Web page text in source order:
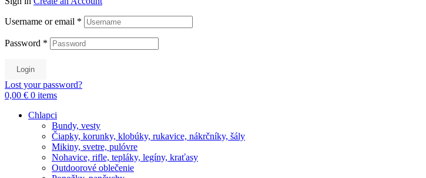
Username or email *
Password *
Login
Lost your password?
0,00 € 0 items
Chlapci
Bundy, vesty
Čiapky, korunky, klobúky, rukavice, nákrčníky, šály
Mikiny, svetre, pulóvre
Nohavice, rifle, tepláky, legíny, kraťasy
Outdoorové oblečenie